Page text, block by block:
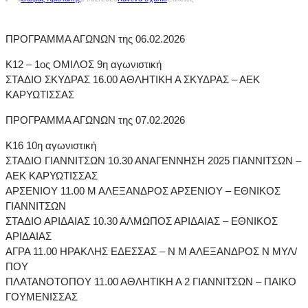
ΠΡΟΓΡΑΜΜΑ ΑΓΩΝΩΝ της 06.02.2026
Κ12 – 1ος ΟΜΙΛΟΣ 9η αγωνιστική
ΣΤΑΔΙΟ ΣΚΥΔΡΑΣ 16.00 ΑΘΛΗΤΙΚΗ Α ΣΚΥΔΡΑΣ – ΑΕΚ
ΚΑΡΥΩΤΙΣΣΑΣ
ΠΡΟΓΡΑΜΜΑ ΑΓΩΝΩΝ της 07.02.2026
Κ16 10η αγωνιστική
ΣΤΑΔΙΟ ΓΙΑΝΝΙΤΣΩΝ 10.30 ΑΝΑΓΕΝΝΗΣΗ 2025 ΓΙΑΝΝΙΤΣΩΝ –
ΑΕΚ ΚΑΡΥΩΤΙΣΣΑΣ
ΑΡΣΕΝΙΟΥ 11.00 Μ ΑΛΕΞΑΝΔΡΟΣ ΑΡΣΕΝΙΟΥ – ΕΘΝΙΚΟΣ
ΓΙΑΝΝΙΤΣΩΝ
ΣΤΑΔΙΟ ΑΡΙΔΑΙΑΣ 10.30 ΑΛΜΩΠΟΣ ΑΡΙΔΑΙΑΣ – ΕΘΝΙΚΟΣ
ΑΡΙΔΑΙΑΣ
ΑΓΡΑ 11.00 ΗΡΑΚΛΗΣ ΕΔΕΣΣΑΣ – Ν Μ ΑΛΕΞΑΝΔΡΟΣ Ν ΜΥΛ/
ΠΟΥ
ΠΛΑΤΑΝΟΤΟΠΟΥ 11.00 ΑΘΛΗΤΙΚΗ Α 2 ΓΙΑΝΝΙΤΣΩΝ – ΠΑΙΚΟ
ΓΟΥΜΕΝΙΣΣΑΣ